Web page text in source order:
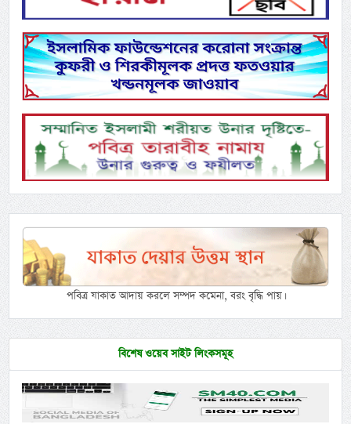
পবিত্র যাকাত আদায় করলে সম্পদ কমেনা, বরং বৃদ্ধি পায়।
বিশেষ ওয়েব সাইট লিংকসমূহ